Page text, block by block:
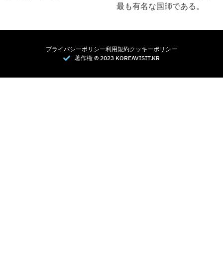
最も有名な国師である。
プライバシーポリシー利用規約クッキーポリシー
著作権 © 2023 KOREAVISIT.KR